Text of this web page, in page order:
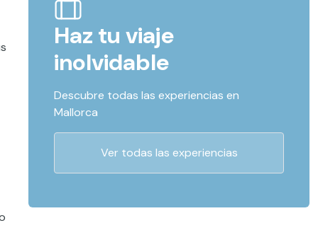
Haz tu viaje
inolvidable
Descubre todas las experiencias en
Mallorca
Ver todas las experiencias